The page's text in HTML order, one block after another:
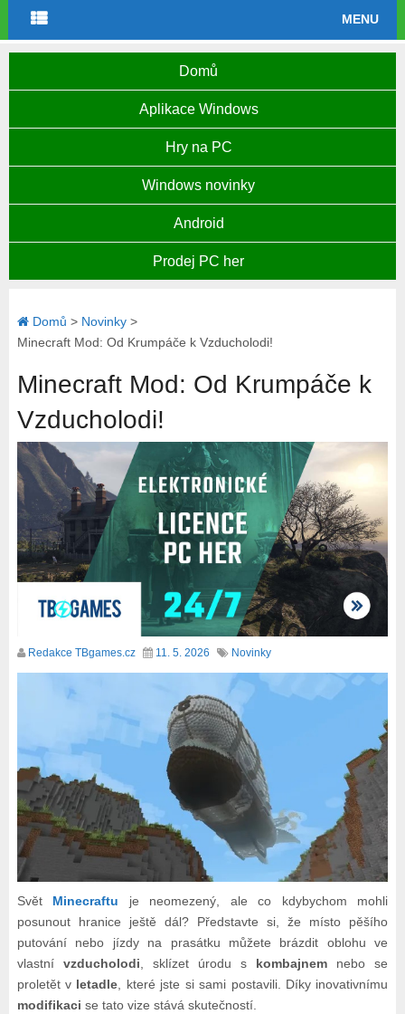
MENU
Domů
Aplikace Windows
Hry na PC
Windows novinky
Android
Prodej PC her
Domů > Novinky>
Minecraft Mod: Od Krumpáče k Vzducholodi!
Minecraft Mod: Od Krumpáče k
Vzducholodi!
Redakce TBgames.cz 11. 5. 2026 Novinky
Svět Minecraftu je neomezený, ale co kdybychom mohli
posunout hranice ještě dál? Představte si, že místo pěšího
putování nebo jízdy na prasátku můžete brázdit oblohu ve
vlastní vzducholodi, sklízet úrodu s kombajnem nebo se
proletět v letadle, které jste si sami postavili. Díky inovativnímu
modifikaci se tato vize stává skutečností.